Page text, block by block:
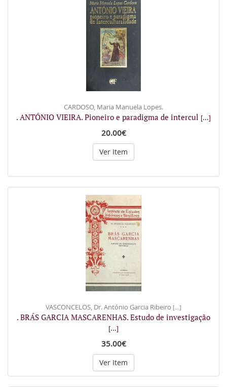
CARDOSO, Maria Manuela Lopes.
. ANTÓNIO VIEIRA. Pioneiro e paradigma de intercul [...]
20.00€
Ver Item
VASCONCELOS, Dr. António Garcia Ribeiro [...]
. BRÁS GARCIA MASCARENHAS. Estudo de investigação
[...]
35.00€
Ver Item